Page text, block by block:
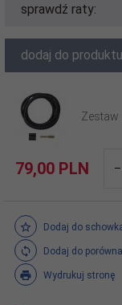
sprawdź raty:
dodaj do
Zestaw
79,00 PLN
Dodaj do
Dodaj do
Wydrukuj stronę